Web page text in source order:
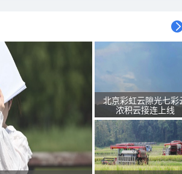
北京彩虹云隙光七彩
浓积云接连上线